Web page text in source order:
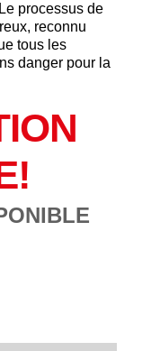
processus de
reconnu
tous les
danger pour la